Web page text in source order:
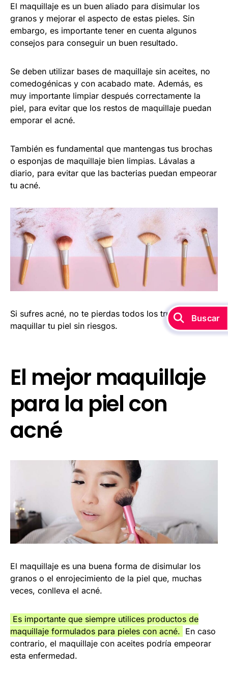
El maquillaje es un buen aliado para disimular los
granos y mejorar el aspecto de estas pieles. Sin
embargo, es importante tener en cuenta algunos
consejos para conseguir un buen resultado.
Se deben utilizar bases de maquillaje sin aceites, no
comedogénicas y con acabado mate. Además, es
muy importante limpiar después correctamente la
piel, para evitar que los restos de maquillaje puedan
emporar el acné.
También es fundamental que mantengas tus brochas
o esponjas de maquillaje bien limpias. Lávalas a
diario, para evitar que las bacterias puedan empeorar
tu acné.
Si sufres acné, no te pierdas todos los trucos para
maquillar tu piel sin riesgos.
El mejor maquillaje
para la piel con
acné
El maquillaje es una buena forma de disimular los
granos o el enrojecimiento de la piel que, muchas
veces, conlleva el acné.
Es importante que siempre utilices productos de
maquillaje formulados para pieles con acné. En caso
contrario, el maquillaje con aceites podría empeorar
esta enfermedad.
Buscar